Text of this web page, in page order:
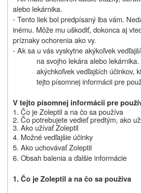
alebo lekárnika.
- Tento liek bol predpísaný iba vám.
inému. Môže mu uškodiť, dokonca aj
príznaky ochorenia ako vy.
- Ak sa u vás vyskytne akýkoľvek
na svojho lekára alebo
akýchkoľvek vedľajších účinkov,
tejto písomnej informácii pre
V tejto písomnej informácii pre
1. Čo jeZoleptila na čo sa používa
2. Čo potrebujete vedieť predtým, ako
3. Ako užívaťZoleptil
4. Možné vedľajšie účinky
5. Ako uchovávať Zoleptil
6. Obsah balenia a ďalšie informácie
1. Čo je Zoleptil a na čo sa používa